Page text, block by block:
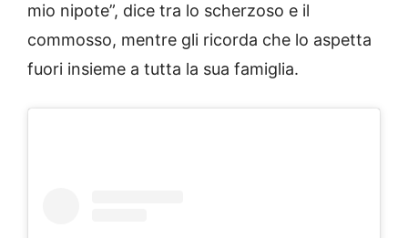
mio nipote”, dice tra lo scherzoso e il
commosso, mentre gli ricorda che lo aspetta
fuori insieme a tutta la sua famiglia.